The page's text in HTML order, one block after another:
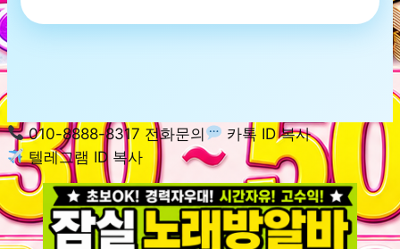
010-8888-8317 전화문의
카톡 ID 복사
텔레그램 ID 복사